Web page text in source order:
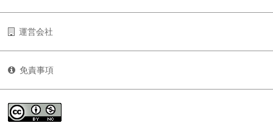
運営会社
免責事項